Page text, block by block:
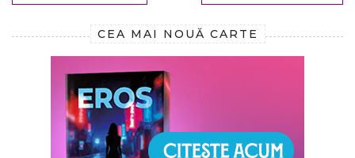
CEA MAI NOUĂ CARTE